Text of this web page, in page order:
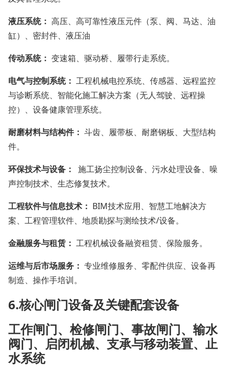
液压系统： 高压、高可靠性液压元件（泵、阀、马达、油
缸）、密封件、液压油
传动系统： 变速箱、驱动桥、履带行走系统。
电气与控制系统： 工程机械电控系统、传感器、远程监控
与诊断系统、智能化施工解决方案（无人驾驶、远程操
控）、设备健康管理系统。
耐磨材料与结构件： 斗齿、履带板、耐磨钢板、大型结构
件。
环保技术与设备：
施工扬尘控制设备、污水处理设备、噪
声控制技术、生态修复技术。
工程软件与信息技术： BIM技术应用、智慧工地解决方
案、工程管理软件、地质勘探与测绘技术/设备。
金融服务与租赁： 工程机械设备融资租赁、保险服务。
运维与后市场服务： 专业维修服务、零配件供应、设备再
制造、操作手培训。
6.核心闸门设备及关键配套设备
工作闸门‌、检修闸门‌、事故闸门‌、输水
阀门‌、启闭机械‌、支承与移动装置‌、止
水系统‌